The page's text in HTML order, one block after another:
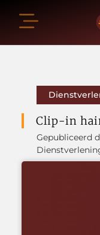
Clip-in
Gepubliceerd